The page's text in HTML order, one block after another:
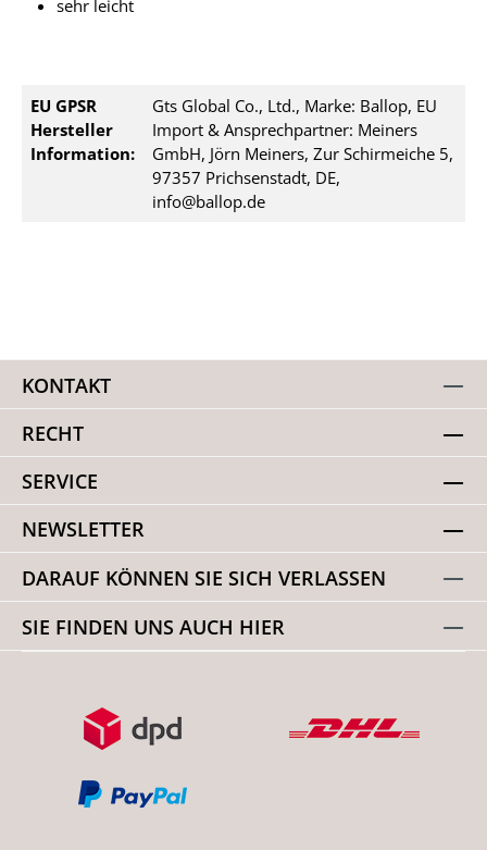
sehr leicht
EU GPSR
Hersteller
Information:
Gts Global Co., Ltd., Marke: Ballop, EU
Import & Ansprechpartner: Meiners
GmbH, Jörn Meiners, Zur Schirmeiche 5,
97357 Prichsenstadt, DE,
info@ballop.de
KONTAKT
RECHT
SERVICE
NEWSLETTER
DARAUF KÖNNEN SIE SICH VERLASSEN
SIE FINDEN UNS AUCH HIER